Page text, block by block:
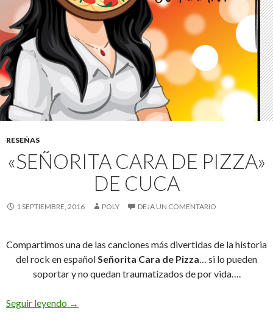
RESEÑAS
«SEÑORITA CARA DE PIZZA»
DE CUCA
1 SEPTIEMBRE, 2016 POLY DEJA UN COMENTARIO
Compartimos una de las canciones más divertidas de la historia
del rock en españolSeñorita Cara de Pizza… si lo pueden
soportar y no quedan traumatizados de por vida….
Seguir leyendo «Señorita Cara de Pizza» de Cuca
→